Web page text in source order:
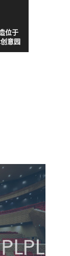
位于
意园